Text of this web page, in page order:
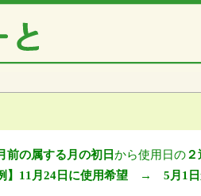
前の属する月の初日から使用日の
例】11月24日に使用希望 → 5月1日